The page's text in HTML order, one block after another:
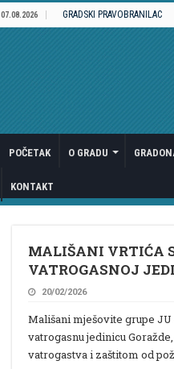
07.08.2026 GRADSKI PRAVOBRANILAC
POČETAK O GRADU
KONTAKT
MALIŠANI VRTIĆA
VATROGASNOJ
20/02/2026
Mališani mješovite grupe
vatrogasnu jedinicu
vatrogastva i zaštitom od